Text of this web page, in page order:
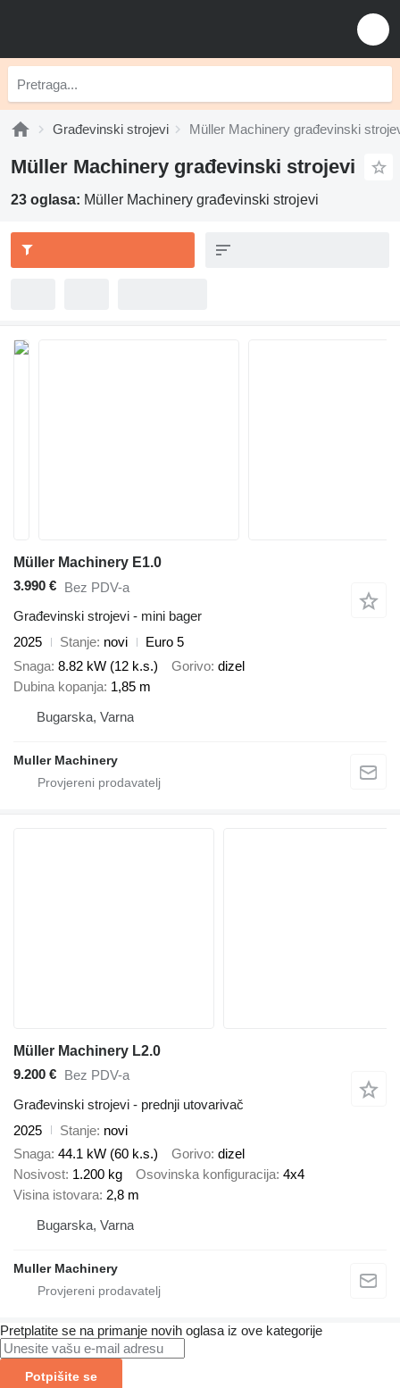
Građevinski strojevi Müller Machinery građevinski
Müller Machinery građevinski strojevi
23 oglasa: Müller Machinery građevinski strojevi
Müller Machinery E1.0
3.990 € Bez PDV-a
Građevinski strojevi - mini bager
2025
Stanje novi
Euro 5
Snaga 8.82 kW (12 k.s.) Gorivo dizel
Dubina kopanja 1,85 m
Bugarska, Varna
Muller Machinery
Müller Machinery L2.0
9.200 € Bez PDV-a
Građevinski strojevi - prednji utovarivač
2025
Stanje novi
Snaga 44.1 kW (60 k.s.) Gorivo dizel
Nosivost 1.200 kg Osovinska konfiguracija 4x4
Visina istovara 2,8 m
Bugarska, Varna
Muller Machinery
Pretplatite se na primanje novih oglasa iz ove kategorije
Potpišite se